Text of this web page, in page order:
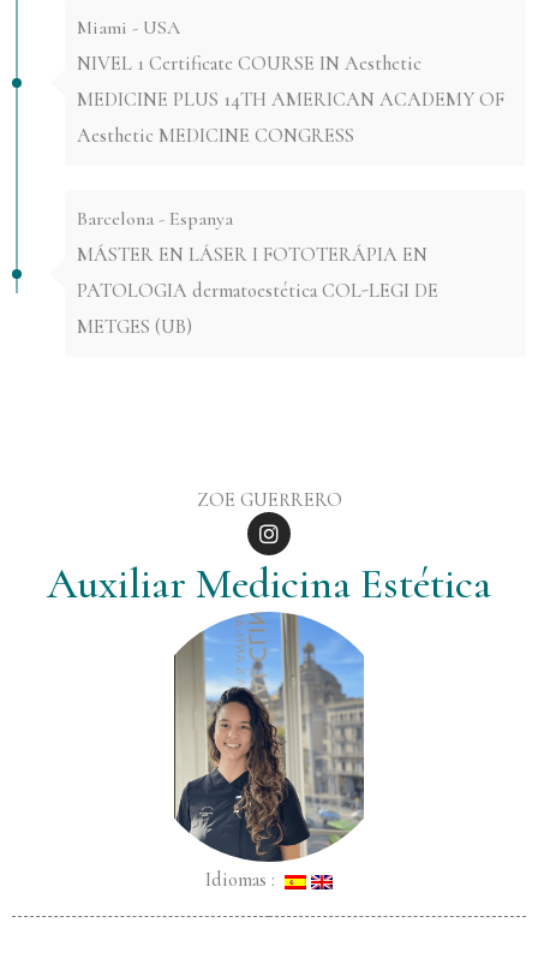
Miami - USA
NIVEL 1 Certificate COURSE IN Aesthetic
MEDICINE PLUS 14TH AMERICAN ACADEMY OF
Aesthetic MEDICINE CONGRESS
Barcelona - Espanya
MÁSTER EN LÁSER I FOTOTERÁPIA EN
PATOLOGIA dermatoestética COL-LEGI DE
METGES (UB)
ZOE GUERRERO
I
n
s
t
a
r
a
m
Auxiliar Medicina Estética
Idiomas :